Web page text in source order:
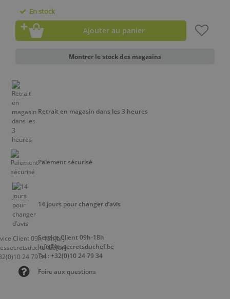
En stock
Ajouter au panier
Montrer le stock des magasins
Retrait en magasin dans les 3 heures
Paiement sécurisé
14 jours pour changer d’avis
Service Client 09h-18h
info@lessecretsduchef.be
Tel : +32(0)10 24 79 34
Foire aux questions